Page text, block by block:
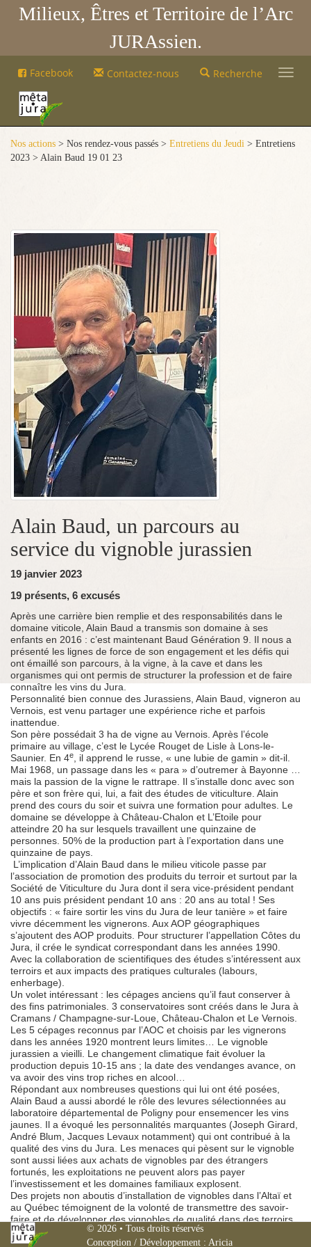
Milieux, Êtres et Territoire de l’Arc
JURAssien.
Jura Facebook Contactez-nous Recherche
Mêta-
Nos actions > Nos rendez-vous passés > Entretiens du Jeudi > Entretiens
2023 > Alain Baud 19 01 23
Alain Baud, un parcours au
service du vignoble jurassien
19 janvier 2023
19 présents, 6 excusés
Après une carrière bien remplie et des responsabilités dans le
domaine viticole, Alain Baud a transmis son domaine à ses
enfants en 2016 : c’est maintenant Baud Génération 9. Il nous a
présenté les lignes de force de son engagement et les défis qui
ont émaillé son parcours, à la vigne, à la cave et dans les
organismes qui ont permis de structurer la profession et de faire
connaître les vins du Jura.
Personnalité bien connue des Jurassiens, Alain Baud, vigneron au
Vernois, est venu partager une expérience riche et parfois
inattendue.
Son père possédait 3 ha de vigne au Vernois. Après l’école
primaire au village, c’est le Lycée Rouget de Lisle à Lons-le-
Saunier. En 4e, il apprend le russe, « une lubie de gamin » dit-il.
Mai 1968, un passage dans les « para » d’outremer à Bayonne …
mais la passion de la vigne le rattrape. Il s’installe donc avec son
père et son frère qui, lui, a fait des études de viticulture. Alain
prend des cours du soir et suivra une formation pour adultes. Le
domaine se développe à Château-Chalon et L’Etoile pour
atteindre 20 ha sur lesquels travaillent une quinzaine de
personnes. 50% de la production part à l’exportation dans une
quinzaine de pays.
L’implication d’Alain Baud dans le milieu viticole passe par
l’association de promotion des produits du terroir et surtout par la
Société de Viticulture du Jura dont il sera vice-président pendant
10 ans puis président pendant 10 ans : 20 ans au total ! Ses
objectifs : « faire sortir les vins du Jura de leur tanière » et faire
vivre décemment les vignerons. Aux AOP géographiques
s’ajoutent des AOP produits. Pour structurer l’appellation Côtes du
Jura, il crée le syndicat correspondant dans les années 1990.
Avec la collaboration de scientifiques des études s’intéressent aux
terroirs et aux impacts des pratiques culturales (labours,
enherbage).
Un volet intéressant : les cépages anciens qu’il faut conserver à
des fins patrimoniales. 3 conservatoires sont créés dans le Jura à
Cramans / Champagne-sur-Loue, Château-Chalon et Le Vernois.
Les 5 cépages reconnus par l’AOC et choisis par les vignerons
dans les années 1920 montrent leurs limites… Le vignoble
jurassien a vieilli. Le changement climatique fait évoluer la
production depuis 10-15 ans ; la date des vendanges avance, on
va avoir des vins trop riches en alcool…
Répondant aux nombreuses questions qui lui ont été posées,
Alain Baud a aussi abordé le rôle des levures sélectionnées au
laboratoire départemental de Poligny pour ensemencer les vins
jaunes. Il a évoqué les personnalités marquantes (Joseph Girard,
André Blum, Jacques Levaux notamment) qui ont contribué à la
qualité des vins du Jura. Les menaces qui pèsent sur le vignoble
sont aussi liées aux achats de vignobles par des étrangers
fortunés, les exploitations ne peuvent alors pas payer
l’investissement et les domaines familiaux explosent.
Des projets non aboutis d’installation de vignobles dans l’Altaï et
au Québec témoignent de la volonté de transmettre des savoir-
faire et de développer des vignobles de qualité dans des terroirs
où ils pourraient se développer.
© 2026
Mêta
• Tous droits réservés
Conception / Développement : Aricia